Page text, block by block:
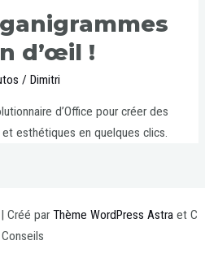
d’œil !
/Dimitri
d’Office pour créer des
esthétiques en quelques clics.
Créé par Thème WordPress Astraet C
Conseils